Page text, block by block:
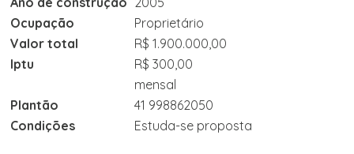
Ocupação
Proprietário
Valor total
R$ 1.900.000,00
Iptu
R$ 300,00
mensal
Plantão
41 998862050
Condições
Estuda-se proposta